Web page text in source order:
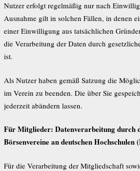
Nutzer erfolgt regelmäßig nur nach
Ausnahme gilt in solchen Fällen, in denen
einer Einwilligung aus tatsächlichen
die Verarbeitung der Daten durch
ist.
Als Nutzer haben gemäß Satzung die
im Verein zu beenden. Die über Sie
jederzeit abändern lassen.
Für Mitglieder: Datenverarbeitung durch
Börsenvereine an deutschen Hochschulen
Für die Verarbeitung der Mitgliedschaft